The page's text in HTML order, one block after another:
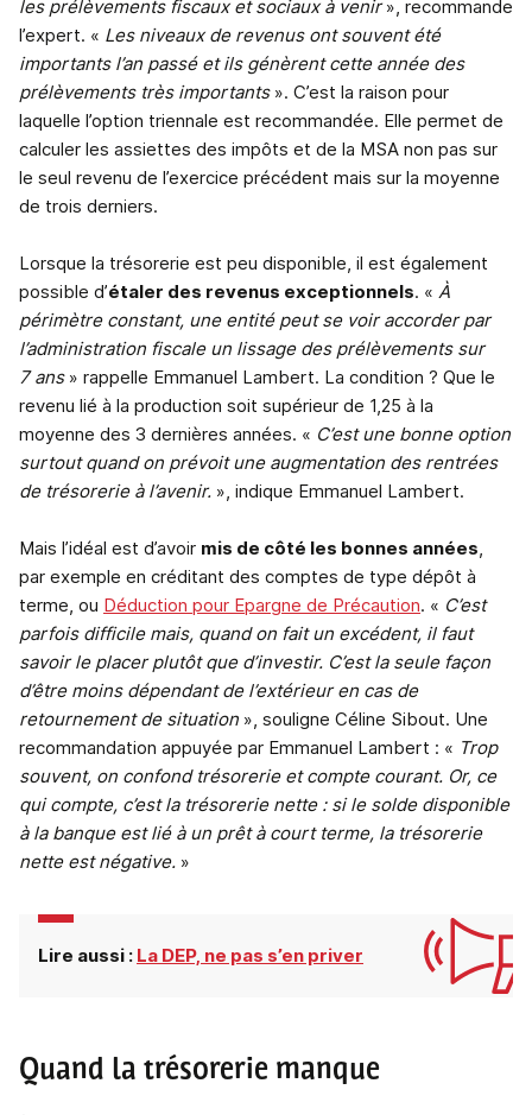
les prélèvements fiscaux et sociaux à venir», recommande
l’expert. « Les niveaux de revenus ont souvent été
importants l’an passé et ils génèrent cette année des
prélèvements très importants». C’est la raison pour
laquelle l’option triennale est recommandée. Elle permet de
calculer les assiettes des impôts et de la MSA non pas sur
le seul revenu de l’exercice précédent mais sur la moyenne
de trois derniers.
Lorsque la trésorerie est peu disponible, il est également
possible d’étaler des revenus exceptionnels. « À
périmètre constant, une entité peut se voir accorder par
l’administration fiscale un lissage des prélèvements sur
7 ans » rappelle Emmanuel Lambert. La condition ? Que le
revenu lié à la production soit supérieur de 1,25 à la
moyenne des 3 dernières années. « C’est une bonne option
surtout quand on prévoit une augmentation des rentrées
de trésorerie à l’avenir. », indique Emmanuel Lambert.
Mais l’idéal est d’avoir mis de côté les bonnes années,
par exemple en créditant des comptes de type dépôt à
terme, ou Déduction pour Epargne de Précaution. « C’est
parfois difficile mais, quand on fait un excédent, il faut
savoir le placer plutôt que d’investir. C’est la seule façon
d’être moins dépendant de l’extérieur en cas de
retournement de situation », souligne Céline Sibout. Une
recommandation appuyée par Emmanuel Lambert : « Trop
souvent, on confond trésorerie et compte courant. Or, ce
qui compte, c’est la trésorerie nette : si le solde disponible
à la banque est lié à un prêt à court terme, la trésorerie
nette est négative. »
Lire aussi : La DEP, ne pas s’en priver
Quand la trésorerie manque